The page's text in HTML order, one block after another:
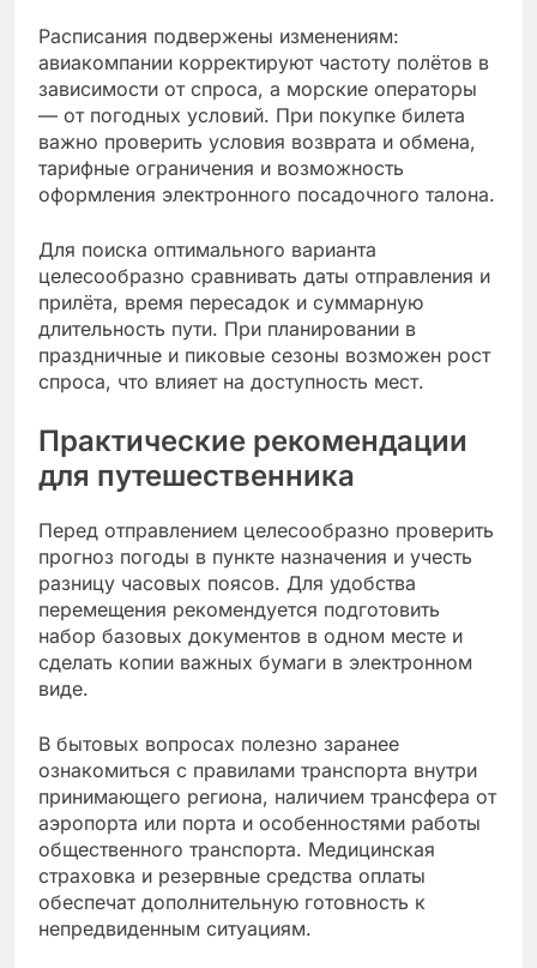
Расписания подвержены изменениям:
авиакомпании корректируют частоту полётов в
зависимости от спроса, а морские операторы
— от погодных условий. При покупке билета
важно проверить условия возврата и обмена,
тарифные ограничения и возможность
оформления электронного посадочного талона.
Для поиска оптимального варианта
целесообразно сравнивать даты отправления и
прилёта, время пересадок и суммарную
длительность пути. При планировании в
праздничные и пиковые сезоны возможен рост
спроса, что влияет на доступность мест.
Практические рекомендации
для путешественника
Перед отправлением целесообразно проверить
прогноз погоды в пункте назначения и учесть
разницу часовых поясов. Для удобства
перемещения рекомендуется подготовить
набор базовых документов в одном месте и
сделать копии важных бумаги в электронном
виде.
В бытовых вопросах полезно заранее
ознакомиться с правилами транспорта внутри
принимающего региона, наличием трансфера от
аэропорта или порта и особенностями работы
общественного транспорта. Медицинская
страховка и резервные средства оплаты
обеспечат дополнительную готовность к
непредвиденным ситуациям.